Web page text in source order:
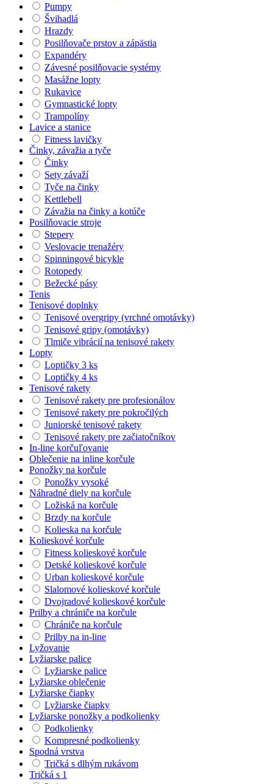
Pumpy
Švihadlá
Hrazdy
Posilňovače prstov a zápästia
Expandéry
Závesné posilňovacie systémy
Masážne lopty
Rukavice
Gymnastické lopty
Trampolíny
Lavice a stanice
Fitness lavičky
Činky, závažia a tyče
Činky
Sety závaží
Tyče na činky
Kettlebell
Závažia na činky a kotúče
Posilňovacie stroje
Stepery
Veslovacie trenažéry
Spinningové bicykle
Rotopedy
Bežecké pásy
Tenis
Tenisové doplnky
Tenisové overgripy (vrchné omotávky)
Tenisové gripy (omotávky)
Tlmiče vibrácií na tenisové rakety
Lopty
Loptičky 3 ks
Loptičky 4 ks
Tenisové rakety
Tenisové rakety pre profesionálov
Tenisové rakety pre pokročilých
Juniorské tenisové rakety
Tenisové rakety pre začiatočníkov
In-line korčuľovanie
Oblečenie na inline korčule
Ponožky na korčule
Ponožky vysoké
Náhradné diely na korčule
Ložiská na korčule
Brzdy na korčule
Kolieska na korčule
Kolieskové korčule
Fitness kolieskové korčule
Detské kolieskové korčule
Urban kolieskové korčule
Slalomové kolieskové korčule
Dvojradové kolieskové korčule
Prilby a chrániče na korčule
Chrániče na korčule
Prilby na in-line
Lyžovanie
Lyžiarske palice
Lyžiarske palice
Lyžiarske oblečenie
Lyžiarske čiapky
Lyžiarske čiapky
Lyžiarske ponožky a podkolienky
Podkolienky
Kompresné podkolienky
Spodná vrstva
Tričká s dlhým rukávom
Tričká s 1